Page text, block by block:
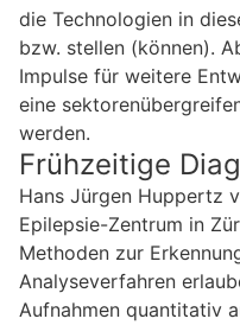
die Technologien in
bzw. stellen (können).
Impulse für weitere
eine
werden.
Frühzeitige
Hans Jürgen Huppertz
Epilepsie-Zentrum in
Methoden zur
Analyseverfahren
Aufnahmen quantitativ